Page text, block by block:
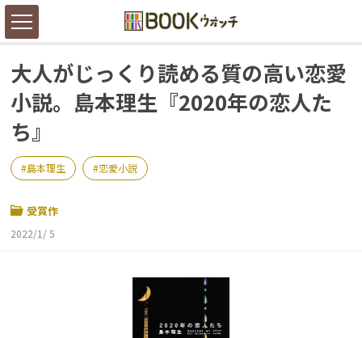
大人がじっくり読める質の高い恋愛
小説。島本理生『2020年の恋人た
ち』
島本理生 恋愛小説
受賞作
2022/1/ 5